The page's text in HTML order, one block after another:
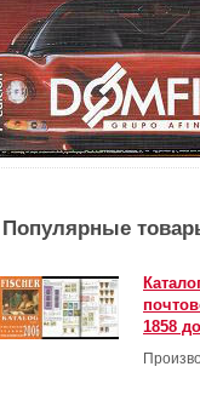
Популярные
1858